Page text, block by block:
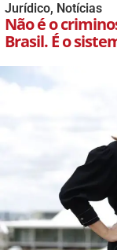
Jurídico, Notícias
Não é o
Brasil. É o